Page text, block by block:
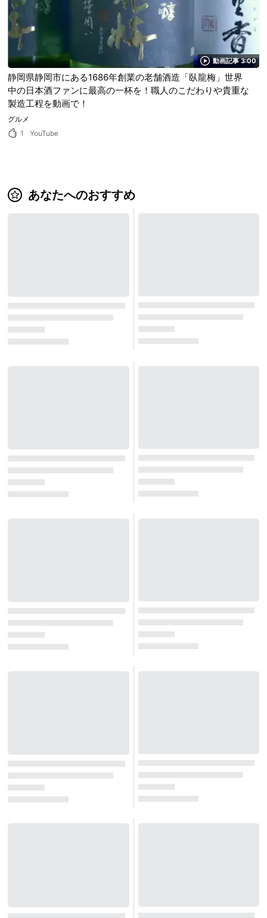
動画記事 3:00
静岡県静岡市にある1686年創業の老舗酒造「臥龍梅」世界
中の日本酒ファンに最高の一杯を！職人のこだわりや貴重な
製造工程を動画で！
グルメ
1
YouTube
あなたへのおすすめ